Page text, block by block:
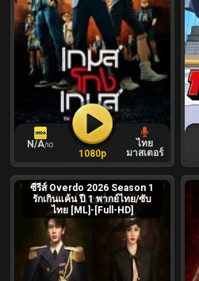
N/A/10
ไทย
มาสเตอร์
1080p
ซีรีส์ Overdo 2026 Season 1
รักเกินแค้น ปี 1 พากย์ไทย/ซับ
ไทย [ML]-[Full-HD]